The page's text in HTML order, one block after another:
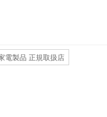
電製品 正規取扱店